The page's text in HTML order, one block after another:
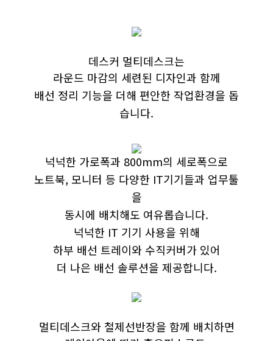
데스커 멀티데스크는
라운드 마감의 세련된 디자인과 함께
배선 정리 기능을 더해 편안한 작업환경을 돕
습니다.
넉넉한 가로폭과 800mm의 세로폭으로
노트북, 모니터 등 다양한 IT기기들과 업무툴
을
동시에 배치해도 여유롭습니다.
넉넉한 IT 기기 사용을 위해
하부 배선 트레이와 수직커버가 있어
더 나은 배선 솔루션을 제공합니다.
멀티데스크와 철제선반장을 함께 배치하면